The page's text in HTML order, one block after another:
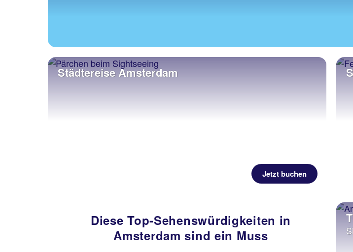
Städtereise Amsterdam
Jetzt buchen
Diese Top-Sehenswürdigkeiten in
Amsterdam sind ein Muss